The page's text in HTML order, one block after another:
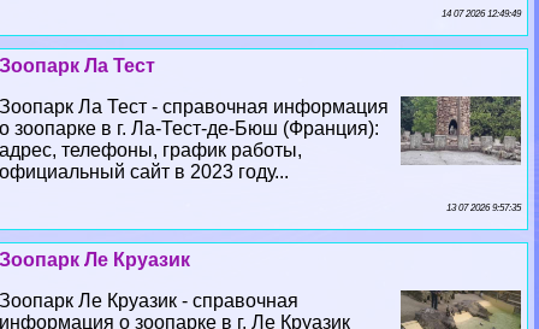
14 07 2026 12:49:49
Зоопарк Ла Тест
Зоопарк Ла Тест - справочная информация
о зоопарке в г. Ла-Тест-де-Бюш (Франция):
адрес, телефоны, график работы,
официальный сайт в 2023 году...
13 07 2026 9:57:35
Зоопарк Ле Круазик
Зоопарк Ле Круазик - справочная
информация о зоопарке в г. Ле Круазик